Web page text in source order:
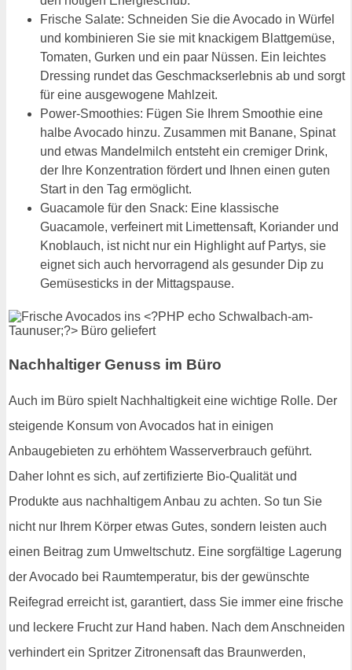
Frische Salate: Schneiden Sie die Avocado in Würfel
und kombinieren Sie sie mit knackigem Blattgemüse,
Tomaten, Gurken und ein paar Nüssen. Ein leichtes
Dressing rundet das Geschmackserlebnis ab und sorgt
für eine ausgewogene Mahlzeit.
Power-Smoothies: Fügen Sie Ihrem Smoothie eine
halbe Avocado hinzu. Zusammen mit Banane, Spinat
und etwas Mandelmilch entsteht ein cremiger Drink,
der Ihre Konzentration fördert und Ihnen einen guten
Start in den Tag ermöglicht.
Guacamole für den Snack: Eine klassische
Guacamole, verfeinert mit Limettensaft, Koriander und
Knoblauch, ist nicht nur ein Highlight auf Partys, sie
eignet sich auch hervorragend als gesunder Dip zu
Gemüsesticks in der Mittagspause.
Nachhaltiger Genuss im Büro
Auch im Büro spielt Nachhaltigkeit eine wichtige Rolle. Der
steigende Konsum von Avocados hat in einigen
Anbaugebieten zu erhöhtem Wasserverbrauch geführt.
Daher lohnt es sich, auf zertifizierte Bio-Qualität und
Produkte aus nachhaltigem Anbau zu achten. So tun Sie
nicht nur Ihrem Körper etwas Gutes, sondern leisten auch
einen Beitrag zum Umweltschutz. Eine sorgfältige Lagerung
der Avocado bei Raumtemperatur, bis der gewünschte
Reifegrad erreicht ist, garantiert, dass Sie immer eine frische
und leckere Frucht zur Hand haben. Nach dem Anschneiden
verhindert ein Spritzer Zitronensaft das Braunwerden,